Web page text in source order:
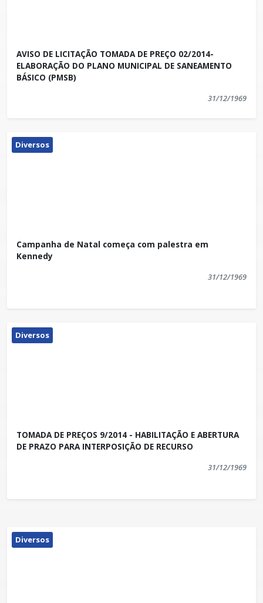
AVISO DE LICITAÇÃO TOMADA DE PREÇO 02/2014-
ELABORAÇÃO DO PLANO MUNICIPAL DE SANEAMENTO
BÁSICO (PMSB)
31/12/1969
Diversos
Campanha de Natal começa com palestra em
Kennedy
31/12/1969
Diversos
TOMADA DE PREÇOS 9/2014 - HABILITAÇÃO E ABERTURA
DE PRAZO PARA INTERPOSIÇÃO DE RECURSO
31/12/1969
Diversos